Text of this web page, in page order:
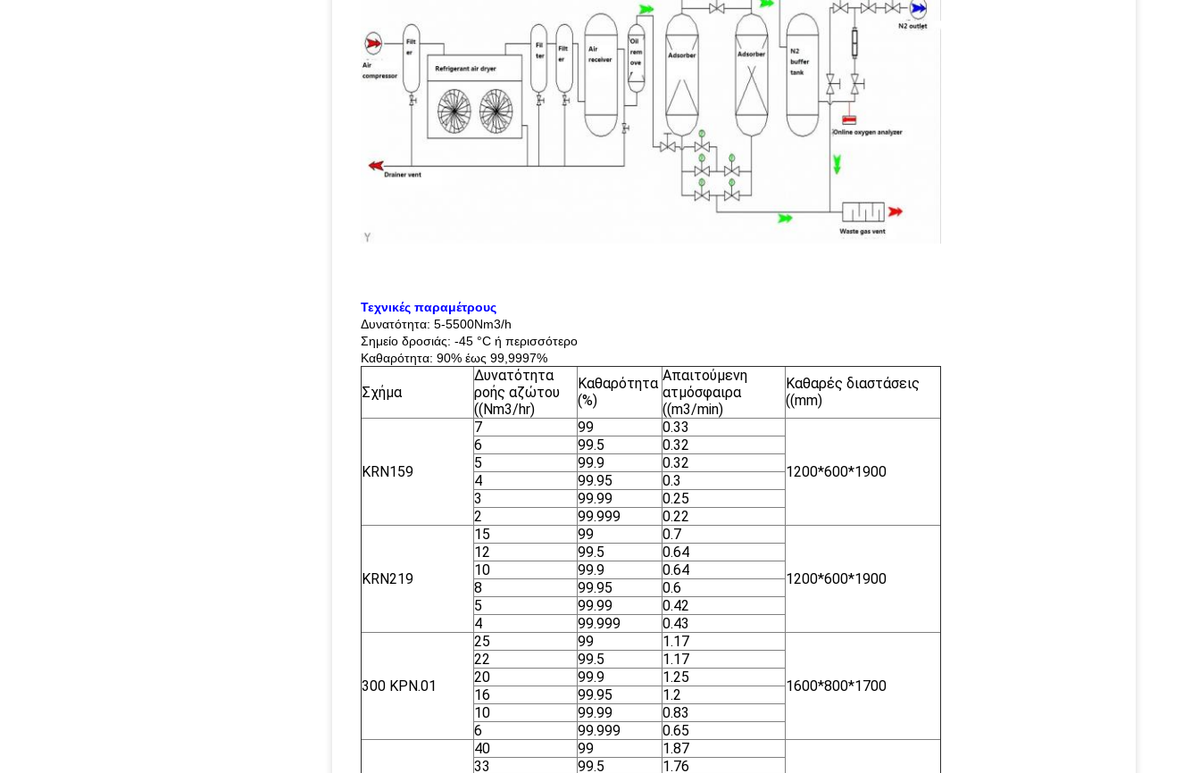
Τεχνικές παραμέτρους
Δυνατότητα: 5-5500Nm3/h
Σημείο δροσιάς: -45 °C ή περισσότερο
Καθαρότητα: 90% έως 99,9997%
Σχήμα
Δυνατότητα
ροής αζώτου
((Nm3/hr)
Καθαρότητα
(%)
Απαιτούμενη
ατμόσφαιρα
((m3/min)
Καθαρές διαστάσεις
((mm)
KRN159
7 99 0.33
1200*600*1900
6 99.5
0.32
5
99.9
0.32
4
99.95
0.3
3
99.99
0.25
2
99.999 0.22
KRN219
15 99 0.7
1200*600*1900
12 99.5
0.64
10
99.9
0.64
8
99.95
0.6
5
99.99
0.42
4
99.999 0.43
300 ΚΡΝ.01
25 99 1.17
1600*800*1700
22 99.5
1.17
20
99.9
1.25
16
99.95
1.2
10
99.99
0.83
6
99.999 0.65
40 99 1.87
33 99.5
1.76